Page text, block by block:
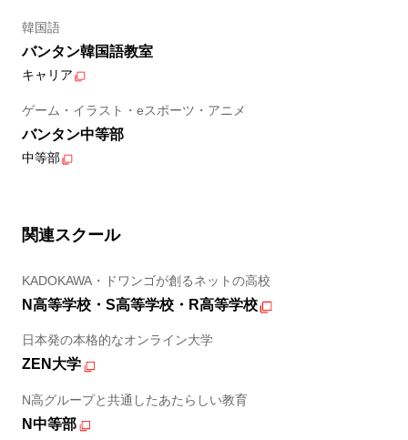
韓国語
バンタン韓国語教室
キャリア
ゲーム・イラスト・eスポーツ・アニメ
バンタン中等部
中等部
関連スクール
KADOKAWA・ドワンゴが創るネットの高校
N高等学校・S高等学校・R高等学校
日本発の本格的なオンライン大学
ZEN大学
N高グループと共通したあたらしい教育
N中等部